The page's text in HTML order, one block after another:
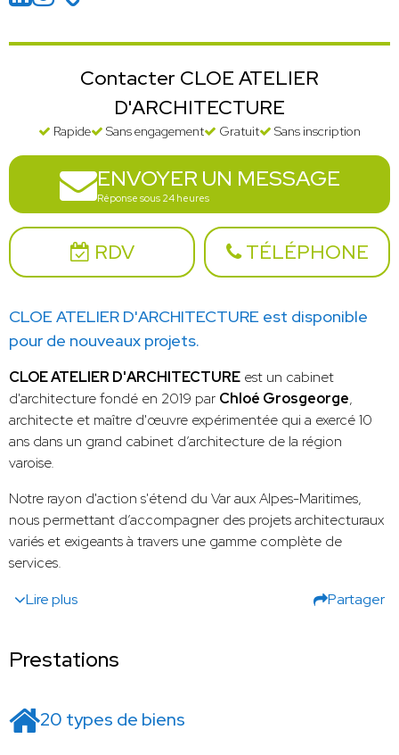
Contacter CLOE ATELIER
D'ARCHITECTURE
Rapide Sans engagement Gratuit Sans inscription
ENVOYER UN MESSAGE
Réponse sous 24 heures
RDV TÉLÉPHONE
CLOE ATELIER D'ARCHITECTURE est disponible
pour de nouveaux projets.
CLOE ATELIER D'ARCHITECTURE est un cabinet
d'architecture fondé en 2019 par Chloé Grosgeorge,
architecte et maître d'œuvre expérimentée qui a exercé 10
ans dans un grand cabinet d’architecture de la région
varoise.
Notre rayon d'action s'étend du Var aux Alpes-Maritimes,
nous permettant d’accompagner des projets architecturaux
variés et exigeants à travers une gamme complète de
services.
Lire plus
Partager
Prestations
20 types de biens